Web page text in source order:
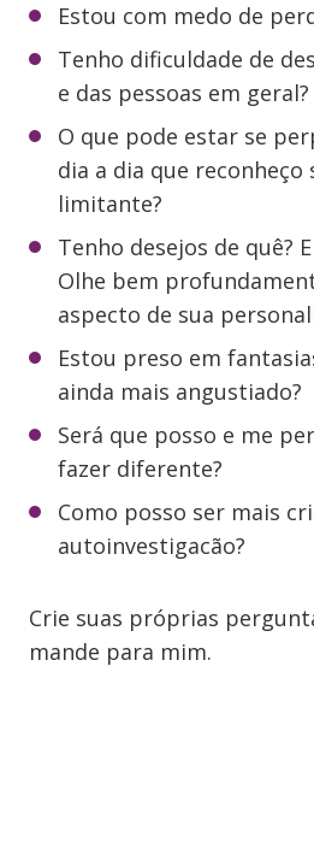
Estou com medo de
Tenho dificuldade de
e das pessoas em geral?
O que pode estar se
dia a dia que reconheço
limitante?
Tenho desejos de quê?
Olhe bem
aspecto de sua
Estou preso em
ainda mais angustiado?
Será que posso e me
fazer diferente?
Como posso ser mais
autoinvestigacão?
Crie suas próprias
mande para mim.